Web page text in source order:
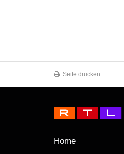
Seite drucken
Home